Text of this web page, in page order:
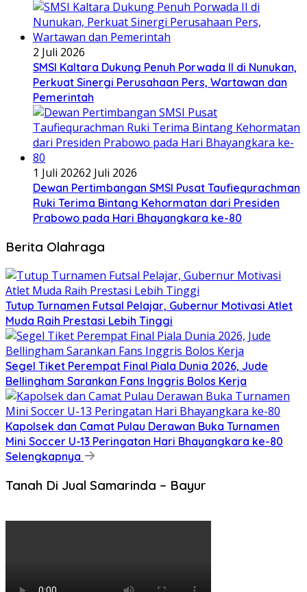
2 Juli 2026
SMSI Kaltara Dukung Penuh Porwada II di Nunukan,
Perkuat Sinergi Perusahaan Pers, Wartawan dan
Pemerintah
1 Juli 20262 Juli 2026
Dewan Pertimbangan SMSI Pusat Taufiequrachman
Ruki Terima Bintang Kehormatan dari Presiden
Prabowo pada Hari Bhayangkara ke-80
Berita Olahraga
Tutup Turnamen Futsal Pelajar, Gubernur Motivasi Atlet
Muda Raih Prestasi Lebih Tinggi
Segel Tiket Perempat Final Piala Dunia 2026, Jude
Bellingham Sarankan Fans Inggris Bolos Kerja
Kapolsek dan Camat Pulau Derawan Buka Turnamen
Mini Soccer U-13 Peringatan Hari Bhayangkara ke-80
Selengkapnya
Tanah Di Jual Samarinda – Bayur